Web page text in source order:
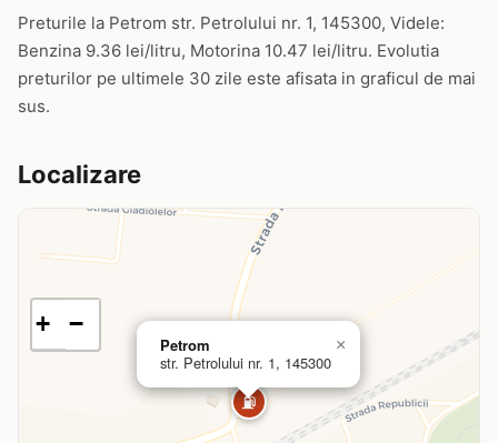
Preturile la Petrom str. Petrolului nr. 1, 145300, Videle:
Benzina 9.36 lei/litru, Motorina 10.47 lei/litru. Evolutia
preturilor pe ultimele 30 zile este afisata in graficul de mai
sus.
Localizare
⛽
Petrom
str. Petrolului nr. 1, 145300
×
+ −